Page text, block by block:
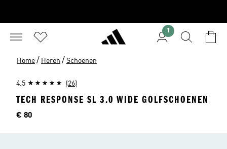
1
Home / Heren / Schoenen
4.5 (26)
TECH RESPONSE SL 3.0 WIDE GOLFSCHOENEN
Price
€ 80